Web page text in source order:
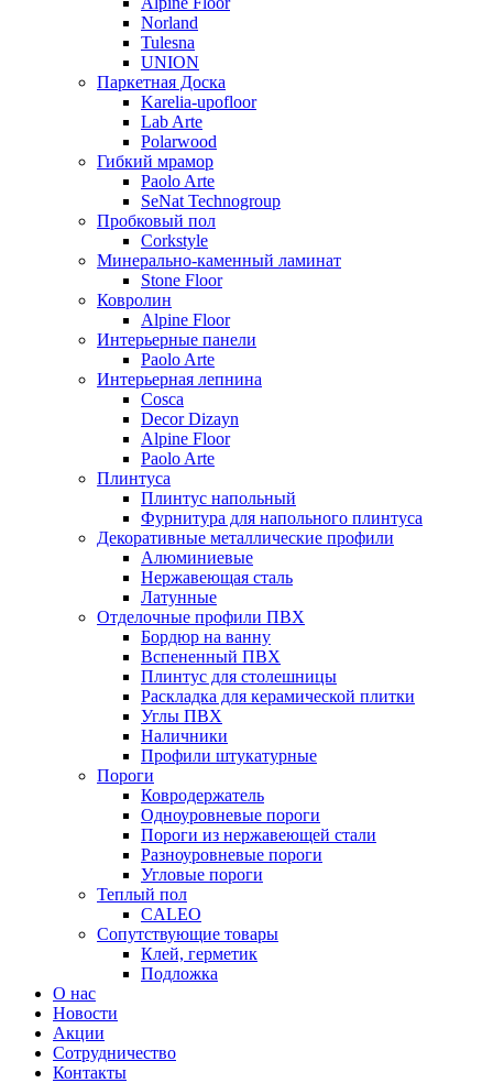
Norland
Tulesna
UNION
Паркетная Доска
Karelia-upofloor
Lab Arte
Polarwood
Гибкий мрамор
Paolo Arte
SeNat Technogroup
Пробковый пол
Corkstyle
Минерально-каменный ламинат
Stone Floor
Ковролин
Alpine Floor
Интерьерные панели
Paolo Arte
Интерьерная лепнина
Cosca
Decor Dizayn
Alpine Floor
Paolo Arte
Плинтуса
Плинтус напольный
Фурнитура для напольного плинтуса
Декоративные металлические профили
Алюминиевые
Нержавеющая сталь
Латунные
Отделочные профили ПВХ
Бордюр на ванну
Вспененный ПВХ
Плинтус для столешницы
Раскладка для керамической плитки
Углы ПВХ
Наличники
Профили штукатурные
Пороги
Ковродержатель
Одноуровневые пороги
Пороги из нержавеющей стали
Разноуровневые пороги
Угловые пороги
Теплый пол
CALEO
Сопутствующие товары
Клей, герметик
Подложка
О нас
Новости
Акции
Сотрудничество
Контакты